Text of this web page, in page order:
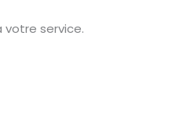
votre service.